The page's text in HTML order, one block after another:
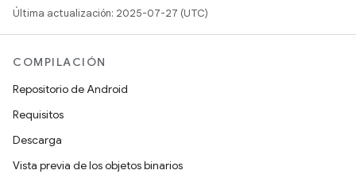
Última actualización: 2025-07-27 (UTC)
COMPILACIÓN
Repositorio de Android
Requisitos
Descarga
Vista previa de los objetos binarios